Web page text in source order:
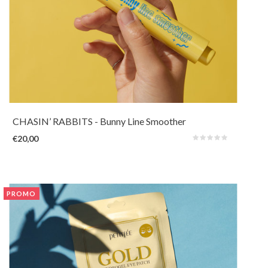
Dit is een correctiepen voor de ongewenste fijne lijntjes en donkere
kringen. Masseer de wallen rond de ogen weg met de verkoelende
applicator en maak de huid glad dankzij Inca Inchi en diverse fermenten,
CHASIN’ RABBITS - Bunny Line Smoother
€20,00
PROMO